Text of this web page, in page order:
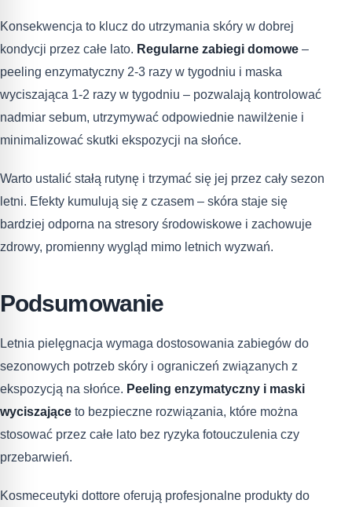
Konsekwencja to klucz do utrzymania skóry w dobrej
kondycji przez całe lato. Regularne zabiegi domowe –
peeling enzymatyczny 2-3 razy w tygodniu i maska
wyciszająca 1-2 razy w tygodniu – pozwalają kontrolować
nadmiar sebum, utrzymywać odpowiednie nawilżenie i
minimalizować skutki ekspozycji na słońce.
Warto ustalić stałą rutynę i trzymać się jej przez cały sezon
letni. Efekty kumulują się z czasem – skóra staje się
bardziej odporna na stresory środowiskowe i zachowuje
zdrowy, promienny wygląd mimo letnich wyzwań.
Podsumowanie
Letnia pielęgnacja wymaga dostosowania zabiegów do
sezonowych potrzeb skóry i ograniczeń związanych z
ekspozycją na słońce. Peeling enzymatyczny i maski
wyciszające to bezpieczne rozwiązania, które można
stosować przez całe lato bez ryzyka fotouczulenia czy
przebarwień.
Kosmeceutyki dottore oferują profesjonalne produkty do